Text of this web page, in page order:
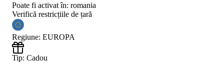
Poate fi activat în: romania
Verifică restricțiile de țară
Regiune: EUROPA
Tip: Cadou